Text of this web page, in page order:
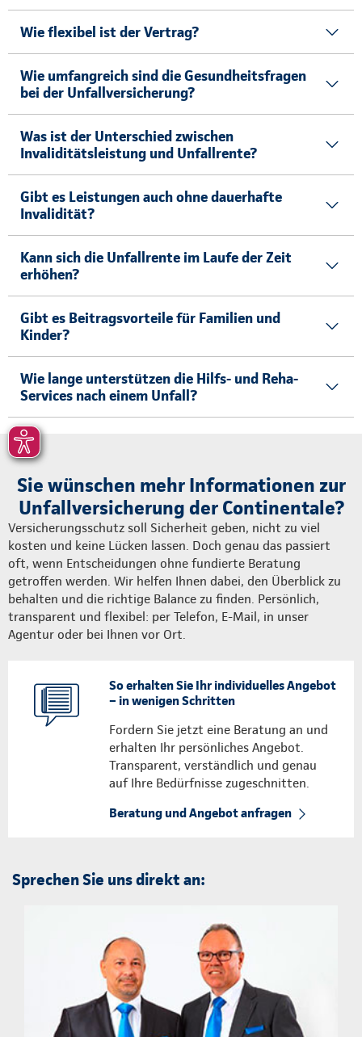
Wie flexibel ist der Vertrag?
Wie umfangreich sind die Gesundheitsfragen
bei der Unfallversicherung?
Was ist der Unterschied zwischen
Invaliditätsleistung und Unfallrente?
Gibt es Leistungen auch ohne dauerhafte
Invalidität?
Kann sich die Unfallrente im Laufe der Zeit
erhöhen?
Gibt es Beitragsvorteile für Familien und
Kinder?
Wie lange unterstützen die Hilfs- und Reha-
Services nach einem Unfall?
Sie wünschen mehr Informationen zur
Unfallversicherung der Continentale?
Versicherungsschutz soll Sicherheit geben, nicht zu viel
kosten und keine Lücken lassen. Doch genau das passiert
oft, wenn Entscheidungen ohne fundierte Beratung
getroffen werden. Wir helfen Ihnen dabei, den Überblick zu
behalten und die richtige Balance zu finden. Persönlich,
transparent und flexibel: per Telefon, E-Mail, in unser
Agentur oder bei Ihnen vor Ort.
So erhalten Sie Ihr individuelles Angebot
– in wenigen Schritten
Fordern Sie jetzt eine Beratung an und
erhalten Ihr persönliches Angebot.
Transparent, verständlich und genau
auf Ihre Bedürfnisse zugeschnitten.
Beratung und Angebot anfragen
Sprechen Sie uns direkt an: